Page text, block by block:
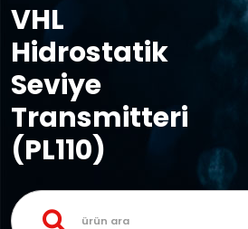
VHL
Hidrostatik
Seviye
Transmitteri
(PL110)